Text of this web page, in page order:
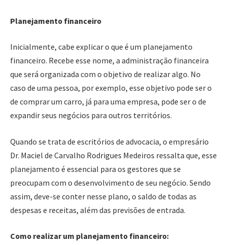
Planejamento financeiro
Inicialmente, cabe explicar o que é um planejamento
financeiro. Recebe esse nome, a administração financeira
que será organizada com o objetivo de realizar algo. No
caso de uma pessoa, por exemplo, esse objetivo pode ser o
de comprar um carro, já para uma empresa, pode ser o de
expandir seus negócios para outros territórios.
Quando se trata de escritórios de advocacia, o empresário
Dr. Maciel de Carvalho Rodrigues Medeiros ressalta que, esse
planejamento é essencial para os gestores que se
preocupam com o desenvolvimento de seu negócio. Sendo
assim, deve-se conter nesse plano, o saldo de todas as
despesas e receitas, além das previsões de entrada.
Como realizar um planejamento financeiro: